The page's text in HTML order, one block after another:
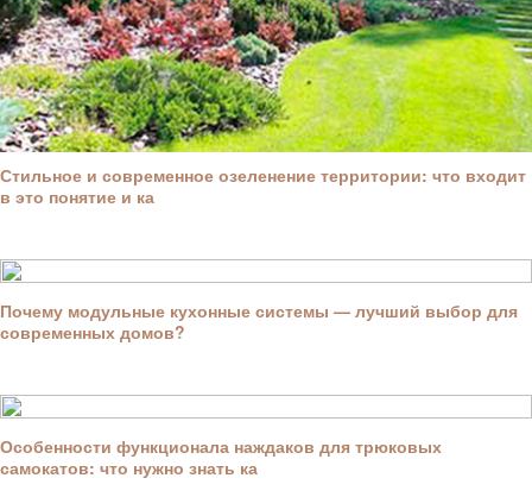
Стильное и современное озеленение территории: что входит
в это понятие и ка
Почему модульные кухонные системы — лучший выбор для
современных домов?
Особенности функционала наждаков для трюковых
самокатов: что нужно знать ка